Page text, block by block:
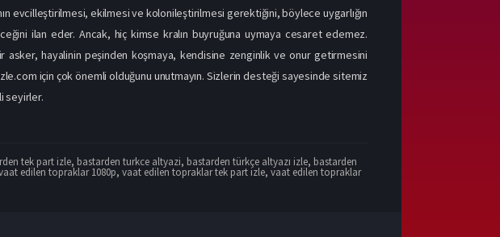
evcilleştirilmesi, ekilmesi ve kolonileştirilmesi gerektiğini, böylece uygarlığın
ilan eder. Ancak, hiç kimse kralın buyruğuna uymaya cesaret edemez.
asker, hayalinin peşinden koşmaya, kendisine zenginlik ve onur getirmesini
için çok önemli olduğunu unutmayın. Sizlerin desteği sayesinde sitemiz
seyirler.
tek part izle, bastarden turkce altyazi, bastarden türkçe altyazı izle, bastarden
edilen topraklar 1080p,vaat edilen topraklar tek part izle,vaat edilen topraklar